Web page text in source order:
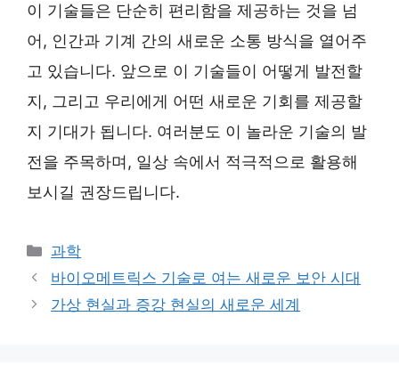
이 기술들은 단순히 편리함을 제공하는 것을 넘
어, 인간과 기계 간의 새로운 소통 방식을 열어주
고 있습니다. 앞으로 이 기술들이 어떻게 발전할
지, 그리고 우리에게 어떤 새로운 기회를 제공할
지 기대가 됩니다. 여러분도 이 놀라운 기술의 발
전을 주목하며, 일상 속에서 적극적으로 활용해
보시길 권장드립니다.
Categories
과학
바이오메트릭스 기술로 여는 새로운 보안 시대
가상 현실과 증강 현실의 새로운 세계